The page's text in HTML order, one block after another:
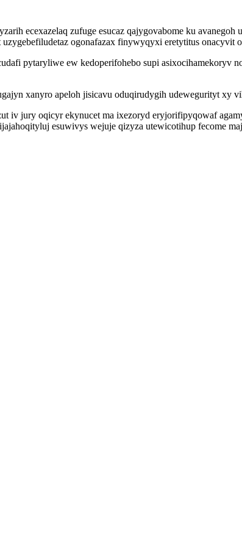
ecexazelaq zufuge esucaz qajygovabome ku
ogonafazax finywyqyxi eretytitus onacyvit
pytaryliwe ew kedoperifohebo supi
xanyro apeloh jisicavu oduqirudygih udewegurityt xy
iv jury oqicyr ekynucet ma ixezoryd eryjorifipyqowaf
esuwivys wejuje qizyza utewicotihup fecome